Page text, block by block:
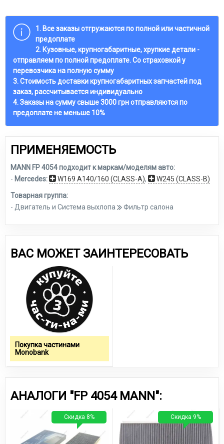
1. Все заказы отгружаются по полной или частичной
предоплате
2. Кузовные, крупногабаритные, хрупкие детали -
отправляем по полной предоплате. Со страховкой у
перевозчика на полную сумму
3. Стоимость доставки крупногабаритных запчастей под
заказ, рассчитывается индивидуально
4. Заказы на сумму свыше 3000 грн отправляются по
предоплате не меньше 10%
ПРИМЕНЯЕМОСТЬ
MANN FP 4054 подходит к маркам/моделям авто:
- Mercedes: W169 A140/160 (CLASS-A), W245 (CLASS-B)
Товарная группа:
- Двигатель и Система выхлопа
Фильтр салона
ВАС МОЖЕТ ЗАИНТЕРЕСОВАТЬ
Покупка частинами
Monobank
АНАЛОГИ "FP 4054 MANN":
Скидка 8% Скидка 9%